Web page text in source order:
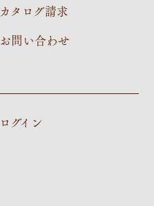
カタログ請求
お問い合わせ
ログイン